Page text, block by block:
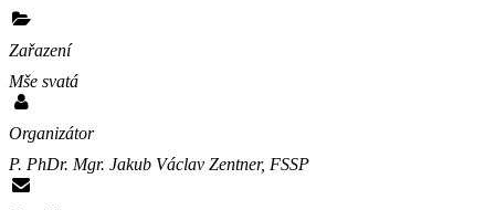
Zařazení
Mše svatá
Organizátor
P. PhDr. Mgr. Jakub Václav Zentner, FSSP